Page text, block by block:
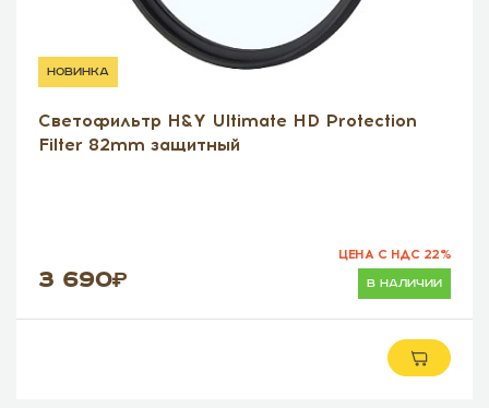
новинка
Светофильтр H&Y Ultimate HD Protection
Filter 82mm защитный
3 690 в наличии
ЦЕНА С НДС 22%